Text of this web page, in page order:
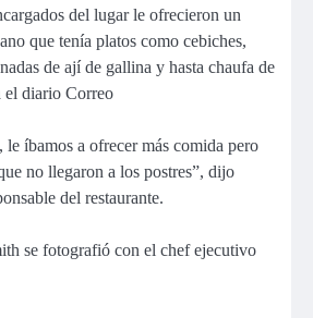
del lugar le ofrecieron un
que tenía platos como cebiches,
de ají de gallina y hasta chaufa de
el diario Correo
íbamos a ofrecer más comida pero
no llegaron a los postres”, dijo
del restaurante.
se fotografió con el chef ejecutivo